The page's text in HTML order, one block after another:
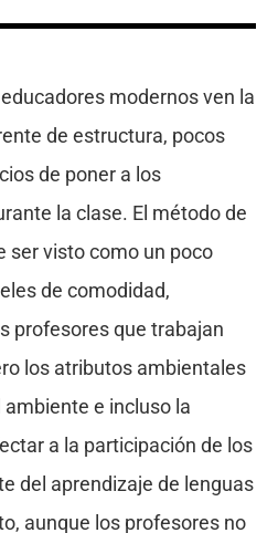
modernos ven la
de estructura, pocos
de poner a los
la clase. El método de
ser visto como un poco
de comodidad,
profesores que trabajan
los atributos ambientales
e incluso la
a la participación de los
del aprendizaje de lenguas
aunque los profesores no